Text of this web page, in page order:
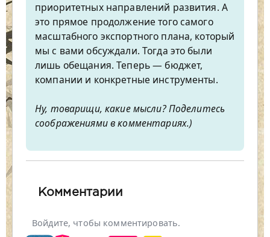
приоритетных направлений развития. А
это прямое продолжение того самого
масштабного экспортного плана, который
мы с вами обсуждали. Тогда это были
лишь обещания. Теперь — бюджет,
компании и конкретные инструменты.
Ну, товарищи, какие мысли? Поделитесь
соображениями в комментариях.)
Комментарии
Войдите, чтобы комментировать.